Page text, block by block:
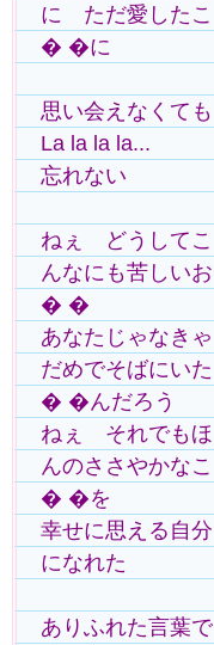
に ただ愛したこ
� �に
思い会えなくても
La la la la...
忘れない
ねぇ どうしてこ
んなにも苦しいお
� �
あなたじゃなきゃ
だめでそばにいた
� �んだろう
ねぇ それでもほ
んのささやかなこ
� �を
幸せに思える自分
になれた
ありふれた言葉で